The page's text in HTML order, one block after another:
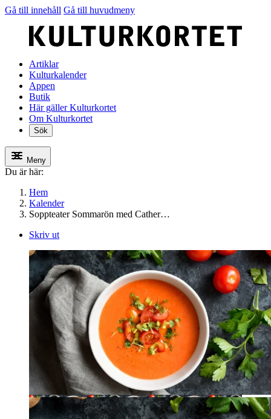
Gå till innehåll Gå till huvudmeny
Artiklar
Kulturkalender
Appen
Butik
Här gäller Kulturkortet
Om Kulturkortet
Sök
Meny
Du är här:
Hem
Kalender
Soppteater Sommarön med Cather…
Skriv ut